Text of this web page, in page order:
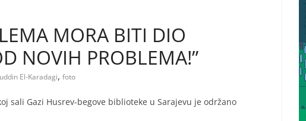
MORA BITI DIO
NOVIH PROBLEMA!”
El-Karadagi, foto
sali Gazi Husrev-begove biblioteke u Sarajevu je održano